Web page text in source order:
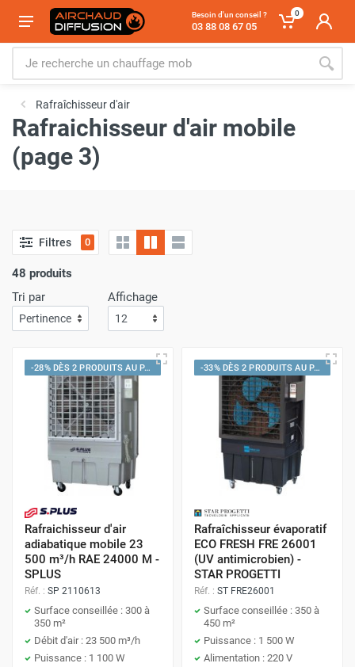
Besoin d'un conseil ?
03 88 08 67 05
0
Rafraîchisseur d'air
Rafraichisseur d'air mobile
(page 3)
Filtres 0
48 produits
Tri par
Affichage
-28% DÈS 2 PRODUITS AU PANIER
Rafraichisseur d'air
adiabatique mobile 23
500 m³/h RAE 24000 M -
SPLUS
Réf. : SP 2110613
Surface conseillée : 300 à
350 m²
Débit d'air : 23 500 m³/h
Puissance : 1 100 W
-33% DÈS 2 PRODUITS AU PANIER
Rafraîchisseur évaporatif
ECO FRESH FRE 26001
(UV antimicrobien) -
STAR PROGETTI
Réf. : ST FRE26001
Surface conseillée : 350 à
450 m²
Puissance : 1 500 W
Alimentation : 220 V